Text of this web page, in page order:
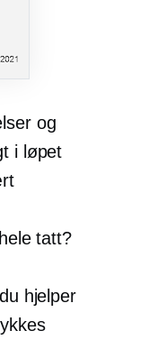
og
i løpet
tatt?
hjelper